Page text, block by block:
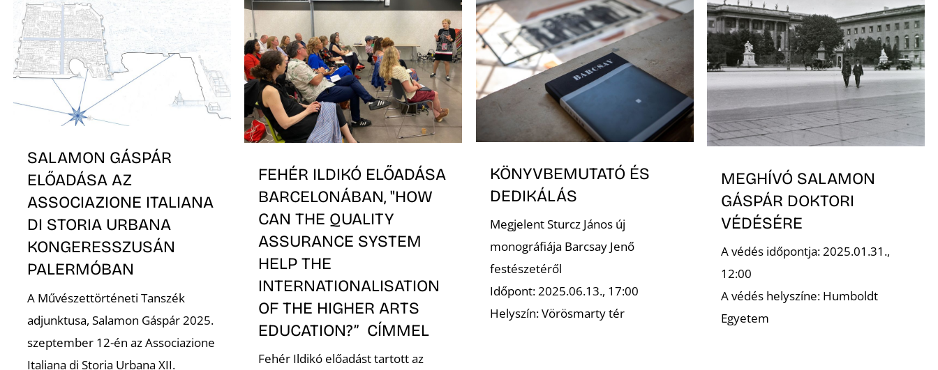
SALAMON GÁSPÁR
ELŐADÁSA AZ
ASSOCIAZIONE ITALIANA
DI STORIA URBANA
KONGERESSZUSÁN
PALERMÓBAN
A Művészettörténeti Tanszék
adjunktusa, Salamon Gáspár 2025.
szeptember 12-én az Associazione
Italiana di Storia Urbana XII.
FEHÉR ILDIKÓ ELŐADÁSA
BARCELONÁBAN, "HOW
CAN THE QUALITY
ASSURANCE SYSTEM
HELP THE
INTERNATIONALISATION
OF THE HIGHER ARTS
EDUCATION?” CÍMMEL
Fehér Ildikó előadást tartott az
KÖNYVBEMUTATÓ ÉS
DEDIKÁLÁS
Megjelent Sturcz János új
monográfiája Barcsay Jenő
festészetéről
Időpont: 2025.06.13., 17:00
Helyszín: Vörösmarty tér
MEGHÍVÓ SALAMON
GÁSPÁR DOKTORI
VÉDÉSÉRE
A védés időpontja: 2025.01.31.,
12:00
A védés helyszíne: Humboldt
Egyetem